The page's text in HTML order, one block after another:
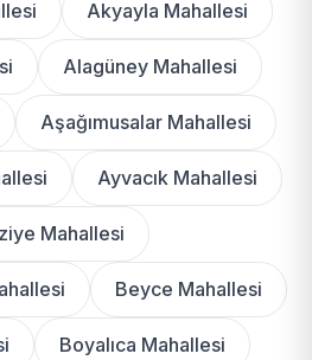
Akyayla Mahallesi
Alagüney Mahallesi
Aşağımusalar Mahallesi
Ayvacık Mahallesi
Mahallesi
Beyce Mahallesi
Boyalıca Mahallesi